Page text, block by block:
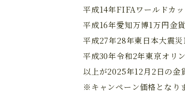
平成14年FIFAワールドカ
平成16年愛知万博1万円金
平成27年28年東日本大震
平成30年令和2年東京オリ
以上が2025年12月2日の金
※キャンペーン価格となり